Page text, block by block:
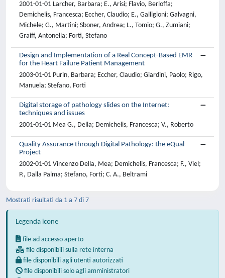
2001-01-01 Larcher, Barbara; E., Arisi; Flavio, Berloffa;
Demichelis, Francesca; Eccher, Claudio; E., Galligioni; Galvagni,
Michele; G., Martini; Sboner, Andrea; L., Tomio; G., Zumiani;
Graiff, Antonella; Forti, Stefano
Design and Implementation of a Real Concept-Based EMR
for the Heart Failure Patient Management
2003-01-01 Purin, Barbara; Eccher, Claudio; Giardini, Paolo; Rigo,
Manuela; Stefano, Forti
Digital storage of pathology slides on the Internet:
techniques and issues
2001-01-01 Mea G., Della; Demichelis, Francesca; V., Roberto
Quality Assurance through Digital Pathology: the eQual
Project
2002-01-01 Vincenzo Della, Mea; Demichelis, Francesca; F., Viel;
P., Dalla Palma; Stefano, Forti; C. A., Beltrami
Mostrati risultati da 1 a 7 di 7
Legenda icone
file ad accesso aperto
file disponibili sulla rete interna
file disponibili agli utenti autorizzati
file disponibili solo agli amministratori